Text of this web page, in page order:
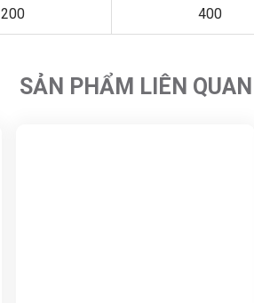
200 400
SẢN PHẨM LIÊN QUAN